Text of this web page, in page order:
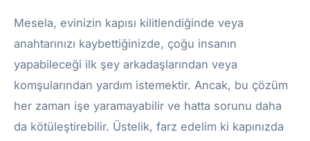
Mesela, evinizin kapısı kilitlendiğinde veya
anahtarınızı kaybettiğinizde, çoğu insanın
yapabileceği ilk şey arkadaşlarından veya
komşularından yardım istemektir. Ancak, bu çözüm
her zaman işe yaramayabilir ve hatta sorunu daha
da kötüleştirebilir. Üstelik, farz edelim ki kapınızda